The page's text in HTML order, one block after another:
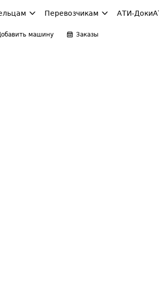
Перевозчикам АТИ-Доки
машину Заказы